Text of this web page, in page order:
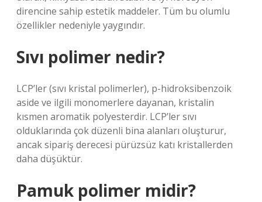
direncine sahip estetik maddeler. Tüm bu olumlu
özellikler nedeniyle yaygındır.
Sıvı polimer nedir?
LCP’ler (sıvı kristal polimerler), p-hidroksibenzoik
aside ve ilgili monomerlere dayanan, kristalin
kısmen aromatik polyesterdir. LCP’ler sıvı
olduklarında çok düzenli bina alanları oluşturur,
ancak sipariş derecesi pürüzsüz katı kristallerden
daha düşüktür.
Pamuk polimer midir?